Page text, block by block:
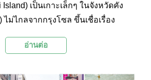
Island) เป็นเกาะเล็กๆ ในจังหวัดคัง
ไม่ไกลจากกรุงโซล ขึ้นเชื่อเรื่อง
ส์เกาหลีเรื่อง Winter Sonata หรือ
ม่พลาดไปตามรอย
อ่านต่อ